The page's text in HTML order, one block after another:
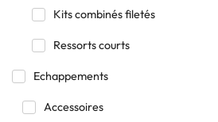
Kits combinés filetés
Ressorts courts
Echappements
Accessoires